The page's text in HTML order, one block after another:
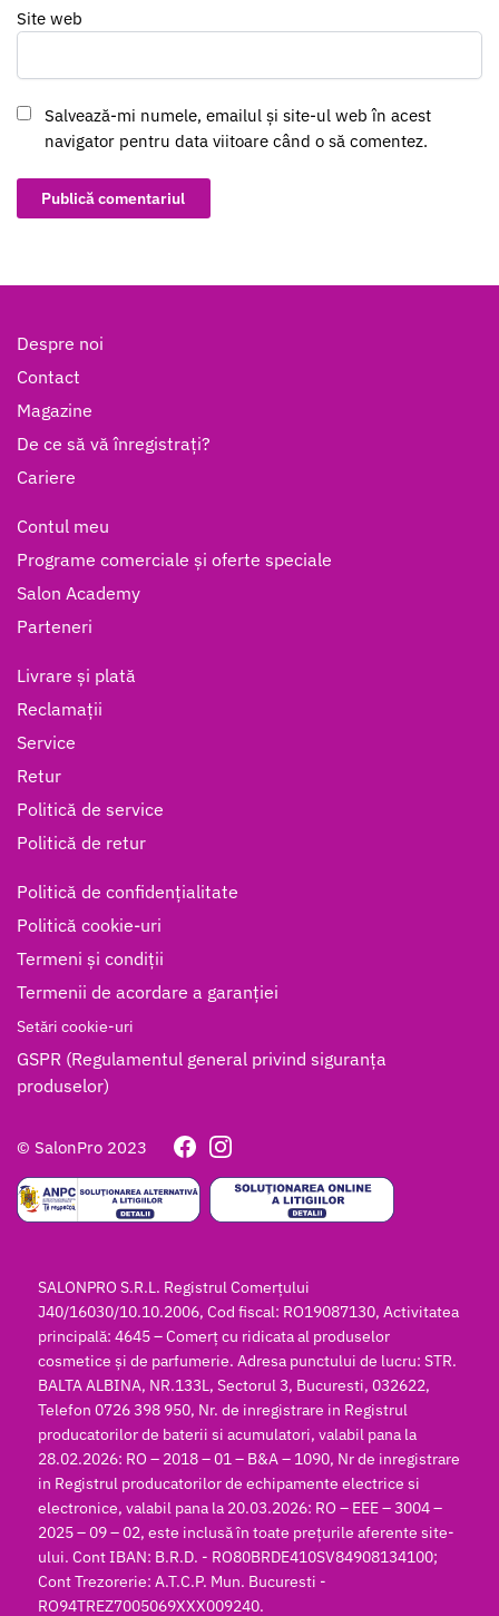
Site web
Salvează-mi numele, emailul și site-ul web în acest
navigator pentru data viitoare când o să comentez.
Despre noi
Contact
Magazine
De ce să vă înregistrați?
Cariere
Contul meu
Programe comerciale și oferte speciale
Salon Academy
Parteneri
Livrare și plată
Reclamații
Service
Retur
Politică de service
Politică de retur
Politică de confidențialitate
Politică cookie-uri
Termeni și condiții
Termenii de acordare a garanției
Setări cookie-uri
GSPR (Regulamentul general privind siguranța
produselor)
© SalonPro 2023
SALONPRO S.R.L. Registrul Comerțului
J40/16030/10.10.2006, Cod fiscal: RO19087130, Activitatea
principală: 4645 – Comerț cu ridicata al produselor
cosmetice și de parfumerie. Adresa punctului de lucru: STR.
BALTA ALBINA, NR.133L, Sectorul 3, Bucuresti, 032622,
Telefon 0726 398 950, Nr. de inregistrare in Registrul
producatorilor de baterii si acumulatori, valabil pana la
28.02.2026: RO – 2018 – 01 – B&A – 1090, Nr de inregistrare
in Registrul producatorilor de echipamente electrice si
electronice, valabil pana la 20.03.2026: RO – EEE – 3004 –
2025 – 09 – 02, este inclusă în toate prețurile aferente site-
ului. Cont IBAN: B.R.D. - RO80BRDE410SV84908134100;
Cont Trezorerie: A.T.C.P. Mun. Bucuresti -
RO94TREZ7005069XXX009240.